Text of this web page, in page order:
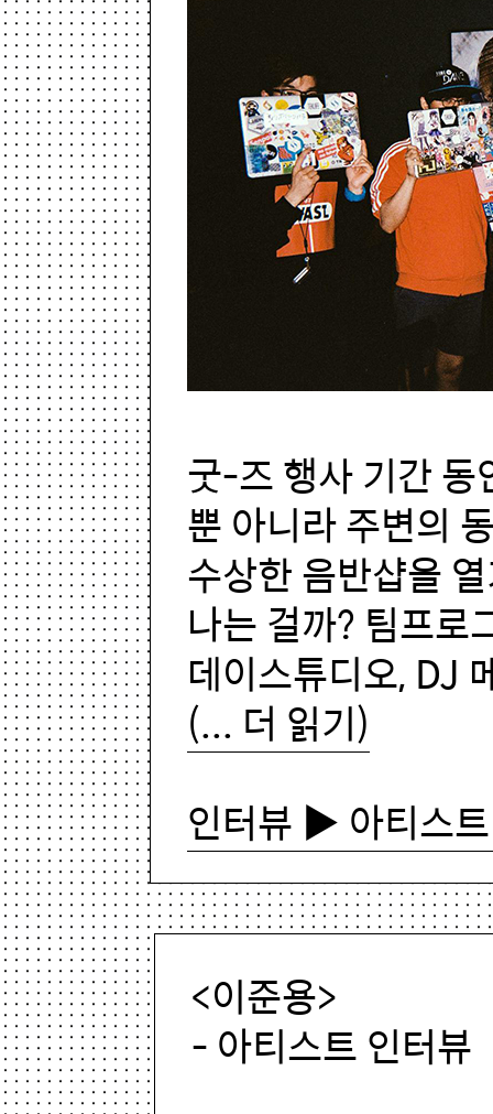
굿-즈 행사 기간 동
뿐 아니라 주변의
수상한 음반샵을
나는 걸까? 팀프로
데이스튜디오, DJ
(... 더 읽기)
인터뷰 ▶ 아티스
<이준용>
- 아티스트 인터뷰